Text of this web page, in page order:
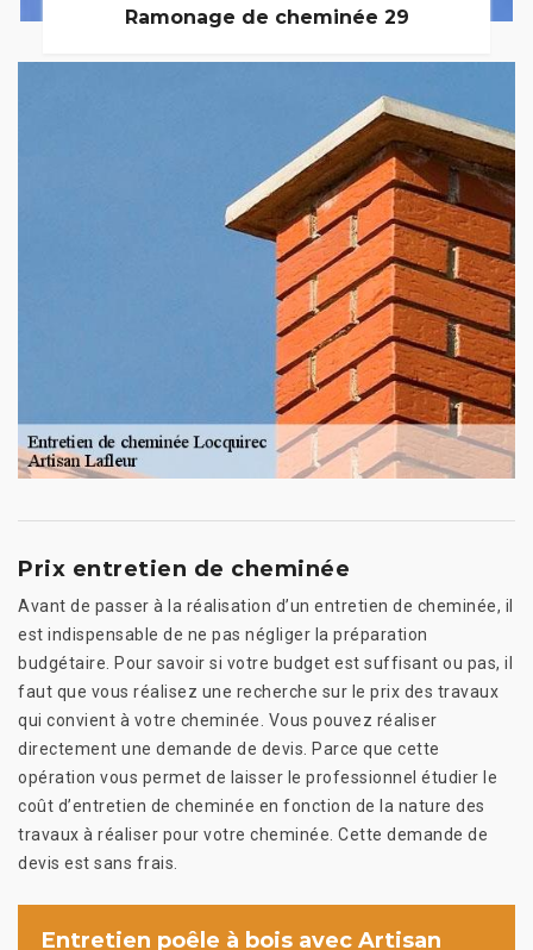
Ramonage de cheminée 29
Prix entretien de cheminée
Avant de passer à la réalisation d’un entretien de cheminée, il
est indispensable de ne pas négliger la préparation
budgétaire. Pour savoir si votre budget est suffisant ou pas, il
faut que vous réalisez une recherche sur le prix des travaux
qui convient à votre cheminée. Vous pouvez réaliser
directement une demande de devis. Parce que cette
opération vous permet de laisser le professionnel étudier le
coût d’entretien de cheminée en fonction de la nature des
travaux à réaliser pour votre cheminée. Cette demande de
devis est sans frais.
Entretien poêle à bois avec Artisan